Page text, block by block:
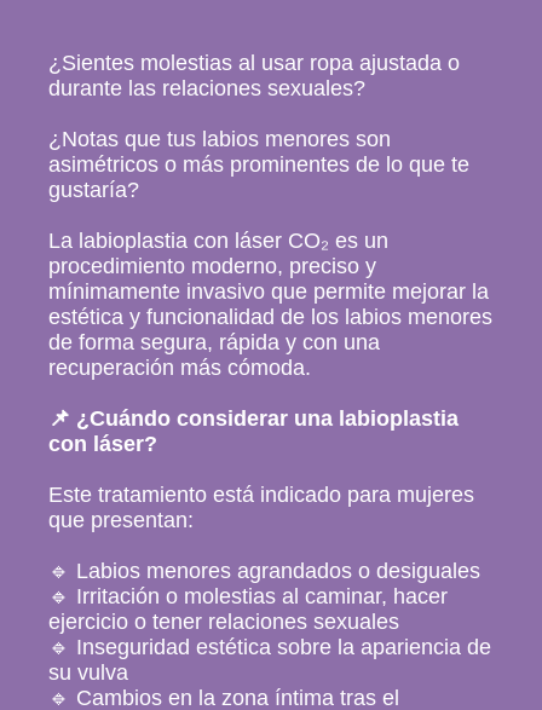
¿Sientes molestias al usar ropa ajustada o
durante las relaciones sexuales?
¿Notas que tus labios menores son
asimétricos o más prominentes de lo que te
gustaría?
La labioplastia con láser CO₂ es un
procedimiento moderno, preciso y
mínimamente invasivo que permite mejorar la
estética y funcionalidad de los labios menores
de forma segura, rápida y con una
recuperación más cómoda.
📌 ¿Cuándo considerar una labioplastia
con láser?
Este tratamiento está indicado para mujeres
que presentan:
🔹 Labios menores agrandados o desiguales
🔹 Irritación o molestias al caminar, hacer
ejercicio o tener relaciones sexuales
🔹 Inseguridad estética sobre la apariencia de
su vulva
🔹 Cambios en la zona íntima tras el